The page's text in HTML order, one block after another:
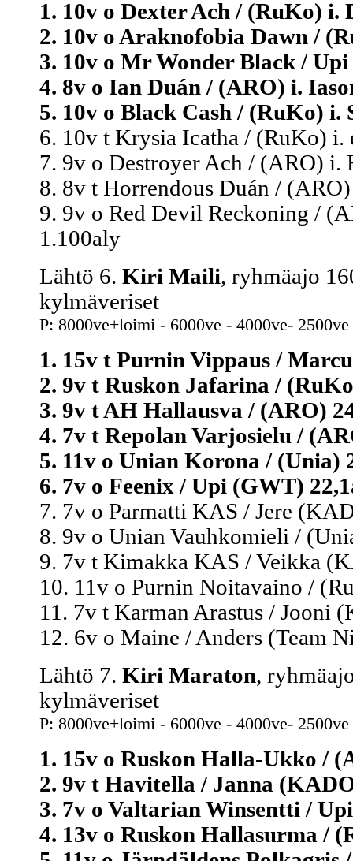
1. 10v o Dexter Ach / (RuKo) i.
2. 10v o Araknofobia Dawn /
3. 10v o Mr Wonder Black /
4. 8v o Ian Duán / (ARO) i.
5. 10v o Black Cash / (RuKo) i.
6. 10v t Krysia Icatha / (RuKo) i.
7. 9v o Destroyer Ach / (ARO)
8. 8v t Horrendous Duán /
9. 9v o Red Devil Reckoning /
1.100aly
Lähtö 6. Kiri Maili, ryhmäajo
kylmäveriset
P: 8000ve+loimi - 6000ve - 4000ve-
1. 15v t Purnin Vippaus /
2. 9v t Ruskon Jafarina /
3. 9v t AH Hallausva / (ARO)
4. 7v t Repolan Varjosielu /
5. 11v o Unian Korona / (Unia)
6. 7v o Feenix / Upi (GWT)
7. 7v o Parmatti KAS / Jere
8. 9v o Unian Vauhkomieli /
9. 7v t Kimakka KAS / Veikka
10. 11v o Purnin Noitavaino /
11. 7v t Karman Arastus / Jooni
12. 6v o Maine / Anders (Team
Lähtö 7. Kiri Maraton,
kylmäveriset
P: 8000ve+loimi - 6000ve - 4000ve-
1. 15v o Ruskon Halla-Ukko /
2. 9v t Havitella / Janna
3. 7v o Valtarian Winsentti /
4. 13v o Ruskon Hallasurma /